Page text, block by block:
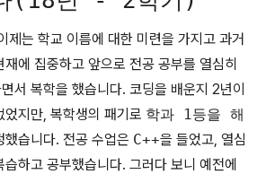
제는 학교 이름에 대한 미련을 가지고 과거
에 집중하고 앞으로 전공 공부를 열심히
서 복학을 했습니다. 코딩을 배운지 2년이
지만, 복학생의 패기로 학과 1등을 해
했습니다. 전공 수업은 C++을 들었고, 열심
하고 공부했습니다. 그러다 보니 예전에